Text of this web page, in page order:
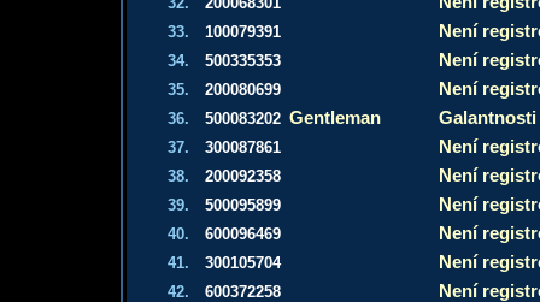
33. 100079391 Není
34. 500335353 Není
35. 200080699 Není
36. 500083202 Gentleman
37. 300087861 Není
38. 200092358 Není
39. 500095899 Není
40. 600096469 Není
41. 300105704 Není
42. 600372258 Není